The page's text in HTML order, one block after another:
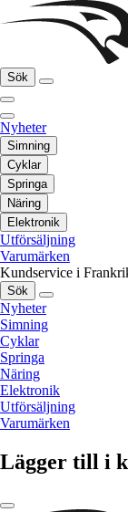
Sök
Nyheter
Simning
Cyklar
Springa
Näring
Elektronik
Utförsäljning
Varumärken
Kundservice i
Sök
Nyheter
Simning
Cyklar
Springa
Näring
Elektronik
Utförsäljning
Varumärken
Lägger till i